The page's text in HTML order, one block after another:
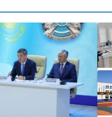
2035
ДЕЙІНГІ
БЕКІТІЛДІ
taraz24kz_news